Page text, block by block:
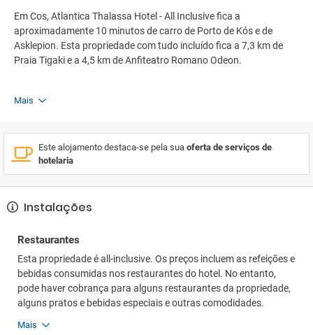
Em Cos, Atlantica Thalassa Hotel - All Inclusive fica a
aproximadamente 10 minutos de carro de Porto de Kós e de
Asklepion. Esta propriedade com tudo incluído fica a 7,3 km de
Praia Tigaki e a 4,5 km de Anfiteatro Romano Odeon.
Mais
Este alojamento destaca-se pela sua oferta de serviços de
hotelaria
Instalações
Restaurantes
Esta propriedade é all-inclusive. Os preços incluem as refeições e
bebidas consumidas nos restaurantes do hotel. No entanto,
pode haver cobrança para alguns restaurantes da propriedade,
alguns pratos e bebidas especiais e outras comodidades.
Mais